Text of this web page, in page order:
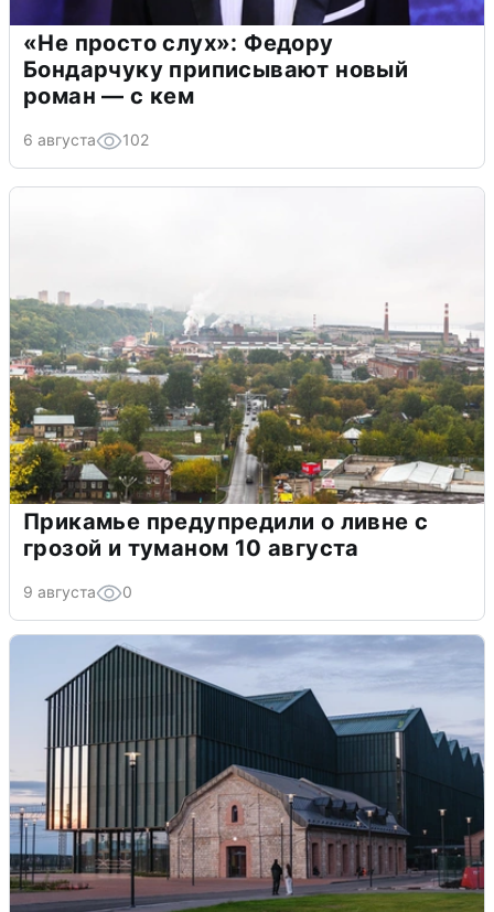
«Не просто слух»: Федору
Бондарчуку приписывают новый
роман — с кем
6 августа 102
Прикамье предупредили о ливне с
грозой и туманом 10 августа
9 августа 0